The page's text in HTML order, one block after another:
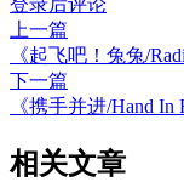
登录后评论
上一篇
《起飞吧！兔兔/
下一篇
《携手并进/Hand
相关文章